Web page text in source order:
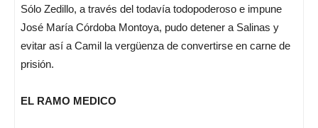
Sólo Zedillo, a través del todavía todopoderoso e impune
José María Córdoba Montoya, pudo detener a Salinas y
evitar así a Camil la vergüenza de convertirse en carne de
prisión.
EL RAMO MEDICO